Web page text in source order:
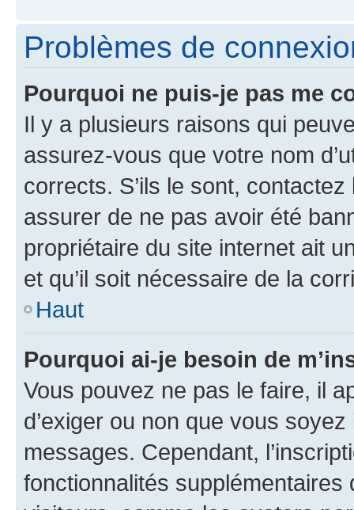
Problèmes de
Pourquoi ne puis-je pas me
Il y a plusieurs raisons qui
assurez-vous que votre nom
corrects. S’ils le sont,
assurer de ne pas avoir été
propriétaire du site internet ait
et qu’il soit nécessaire de la
Haut
Pourquoi ai-je besoin de
Vous pouvez ne pas le faire, il
d’exiger ou non que vous
messages. Cependant,
fonctionnalités